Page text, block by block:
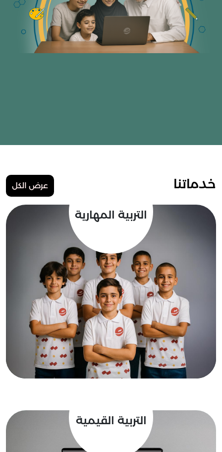
خدماتنا عرض الكل
التربية المهارية
جيل تربية
إقرأ المزيد
التربية القيمية
برنامج يُعْنَى بتعزيز القيم ومكارم الأخلاق، عبر